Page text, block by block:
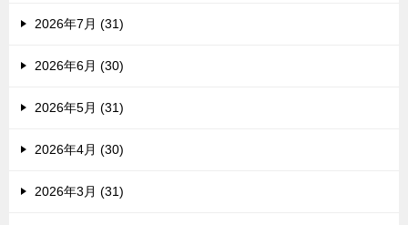
2026年7月 (31)
2026年6月 (30)
2026年5月 (31)
2026年4月 (30)
2026年3月 (31)